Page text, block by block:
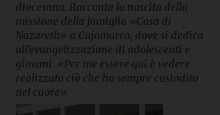
diocesana. Racconta la nascita della
missione della famiglia «Casa di
Nazareth» a Cajamarca, dove si dedica
all’evangelizzazione di adolescenti e
giovani. «Per me essere qui è vedere
realizzato ciò che ho sempre custodito
nel cuore»